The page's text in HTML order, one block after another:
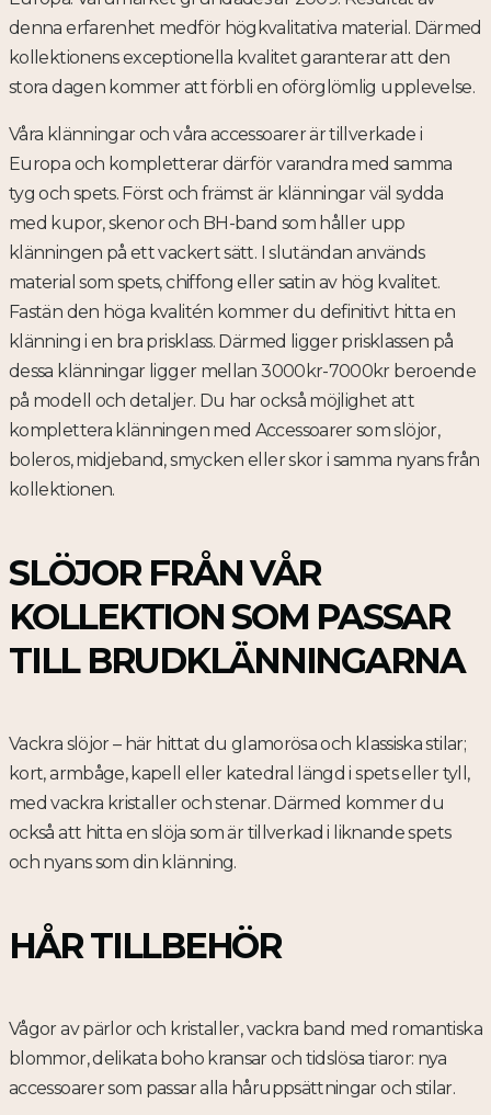
denna erfarenhet medför högkvalitativa material. Därmed
kollektionens exceptionella kvalitet garanterar att den
stora dagen kommer att förbli en oförglömlig upplevelse.
Våra klänningar och våra accessoarer är tillverkade i
Europa och kompletterar därför varandra med samma
tyg och spets. Först och främst är klänningar väl sydda
med kupor, skenor och BH-band som håller upp
klänningen på ett vackert sätt. I slutändan används
material som spets, chiffong eller satin av hög kvalitet.
Fastän den höga kvalitén kommer du definitivt hitta en
klänning i en bra prisklass. Därmed ligger prisklassen på
dessa klänningar ligger mellan 3000kr-7000kr beroende
på modell och detaljer. Du har också möjlighet att
komplettera klänningen med Accessoarer som slöjor,
boleros, midjeband, smycken eller skor i samma nyans från
kollektionen.
SLÖJOR FRÅN VÅR
KOLLEKTION SOM PASSAR
TILL BRUDKLÄNNINGARNA
Vackra slöjor – här hittat du glamorösa och klassiska stilar;
kort, armbåge, kapell eller katedral längd i spets eller tyll,
med vackra kristaller och stenar. Därmed kommer du
också att hitta en slöja som är tillverkad i liknande spets
och nyans som din klänning.
HÅR TILLBEHÖR
Vågor av pärlor och kristaller, vackra band med romantiska
blommor, delikata boho kransar och tidslösa tiaror: nya
accessoarer som passar alla håruppsättningar och stilar.